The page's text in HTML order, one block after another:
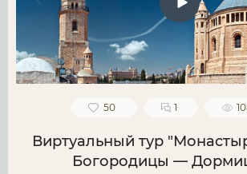
50 1
Виртуальный тур
Богородицы —